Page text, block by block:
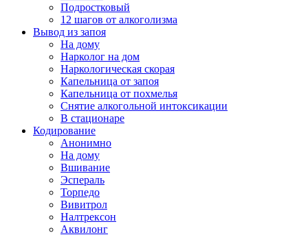
Подростковый
12 шагов от алкоголизма
Вывод из запоя
На дому
Нарколог на дом
Наркологическая скорая
Капельница от запоя
Капельница от похмелья
Снятие алкогольной интоксикации
В стационаре
Кодирование
Анонимно
На дому
Вшивание
Эспераль
Торпедо
Вивитрол
Налтрексон
Аквилонг